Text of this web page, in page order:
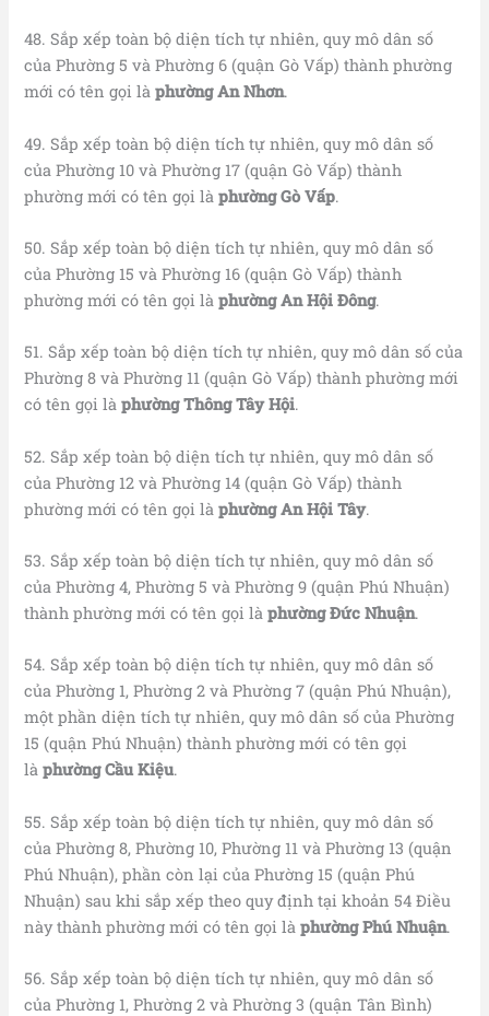
48. Sắp xếp toàn bộ diện tích tự nhiên, quy mô dân số
của Phường 5 và Phường 6 (quận Gò Vấp) thành phường
mới có tên gọi làphường An Nhơn.
49. Sắp xếp toàn bộ diện tích tự nhiên, quy mô dân số
của Phường 10 và Phường 17 (quận Gò Vấp) thành
phường mới có tên gọi làphường Gò Vấp.
50. Sắp xếp toàn bộ diện tích tự nhiên, quy mô dân số
của Phường 15 và Phường 16 (quận Gò Vấp) thành
phường mới có tên gọi làphường An Hội Đông.
51. Sắp xếp toàn bộ diện tích tự nhiên, quy mô dân số của
Phường 8 và Phường 11 (quận Gò Vấp) thành phường mới
có tên gọi làphường Thông Tây Hội.
52. Sắp xếp toàn bộ diện tích tự nhiên, quy mô dân số
của Phường 12 và Phường 14 (quận Gò Vấp) thành
phường mới có tên gọi làphường An Hội Tây.
53. Sắp xếp toàn bộ diện tích tự nhiên, quy mô dân số
của Phường 4, Phường 5 và Phường 9 (quận Phú Nhuận)
thành phường mới có tên gọi làphường Đức Nhuận.
54. Sắp xếp toàn bộ diện tích tự nhiên, quy mô dân số
của Phường 1, Phường 2 và Phường 7 (quận Phú Nhuận),
một phần diện tích tự nhiên, quy mô dân số của Phường
15 (quận Phú Nhuận) thành phường mới có tên gọi
làphường Cầu Kiệu.
55. Sắp xếp toàn bộ diện tích tự nhiên, quy mô dân số
của Phường 8, Phường 10, Phường 11 và Phường 13 (quận
Phú Nhuận), phần còn lại của Phường 15 (quận Phú
Nhuận) sau khi sắp xếp theo quy định tại khoản 54 Điều
này thành phường mới có tên gọi làphường Phú Nhuận.
56. Sắp xếp toàn bộ diện tích tự nhiên, quy mô dân số
của Phường 1, Phường 2 và Phường 3 (quận Tân Bình)